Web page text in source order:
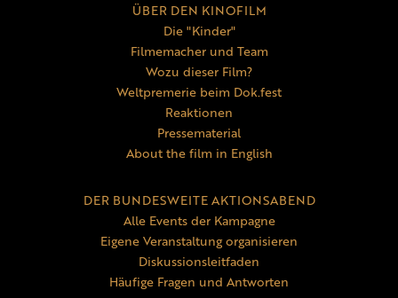
ÜBER DEN KINOFILM
Die "Kinder"
Filmemacher und Team
Wozu dieser Film?
Weltpremerie beim Dok.fest
Reaktionen
Pressematerial
About the film in English
DER BUNDESWEITE AKTIONSABEND
Alle Events der Kampagne
Eigene Veranstaltung organisieren
Diskussionsleitfaden
Häufige Fragen und Antworten